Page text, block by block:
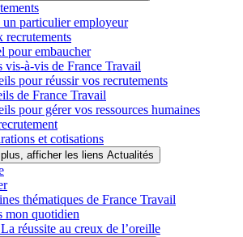
un particulier employeur
recrutements
pour embaucher
vis-à-vis de France Travail
pour réussir vos recrutements
de France Travail
pour gérer vos ressources humaines
et cotisations
afficher les liens Actualités
thématiques de France Travail
mon quotidien
réussite au creux de l’oreille